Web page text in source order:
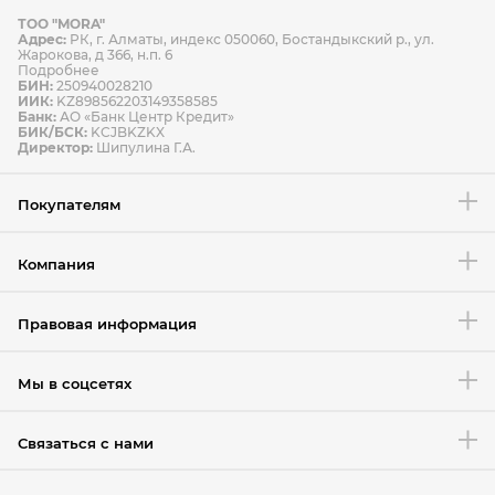
Способы оплаты Способы доставки
Условия возврата товара
ТОО "MORA"
Адрес: РК, г. Алматы, индекс 050060, Бостандыкский р., ул.
Жарокова, д 366, н.п. 6
Подробнее
БИН: 250940028210
ИИК: KZ898562203149358585
Банк: АО «Банк Центр Кредит»
БИК/БСК: KCJBKZKX
Директор: Шипулина Г.А.
Покупателям
Компания
Правовая информация
Мы в соцсетях
Связаться с нами